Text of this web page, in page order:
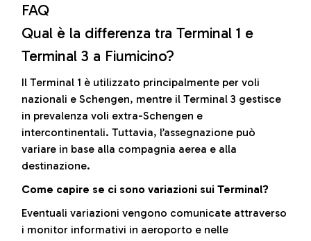
FAQ
Qual è la differenza tra Terminal 1 e
Terminal 3 a Fiumicino?
Il Terminal 1 è utilizzato principalmente per voli
nazionali e Schengen, mentre il Terminal 3 gestisce
in prevalenza voli extra-Schengen e
intercontinentali. Tuttavia, l’assegnazione può
variare in base alla compagnia aerea e alla
destinazione.
Come capire se ci sono variazioni sui Terminal?
Eventuali variazioni vengono comunicate attraverso
i monitor informativi in aeroporto e nelle